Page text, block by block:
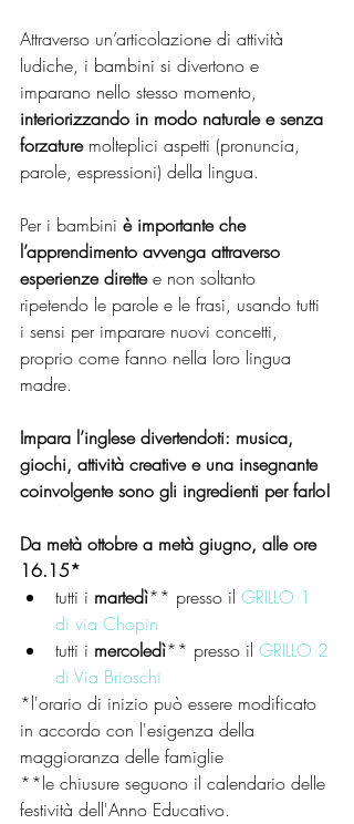
Attraverso un’articolazione di attività
ludiche, i bambini si divertono e
imparano nello stesso momento,
interiorizzando in modo naturale e senza
forzature molteplici aspetti (pronuncia,
parole, espressioni) della lingua.
Per i bambini è importante che
l’apprendimento avvenga attraverso
esperienze dirette e non soltanto
ripetendo le parole e le frasi, usando tutti
i sensi per imparare nuovi concetti,
proprio come fanno nella loro lingua
madre.
Impara l’inglese divertendoti: musica,
giochi, attività creative e una insegnante
coinvolgente sono gli ingredienti per farlo!
Da metà ottobre a metà giugno, alle ore
16.15*
tutti i martedì** presso il GRILLO 1
di via Chopin
tutti i mercoledì** presso il GRILLO 2
di Via Brioschi
*l'orario di inizio può essere modificato
in accordo con l'esigenza della
maggioranza delle famiglie
**le chiusure seguono il calendario delle
festività dell'Anno Educativo.